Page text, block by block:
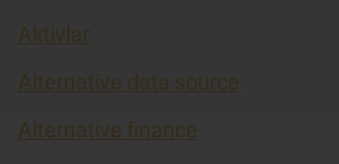
Aktivlar
Alternative data source
Alternative finance